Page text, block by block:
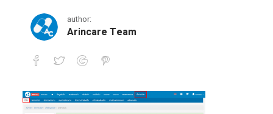
3-1 author:
Arincare Team
3-1